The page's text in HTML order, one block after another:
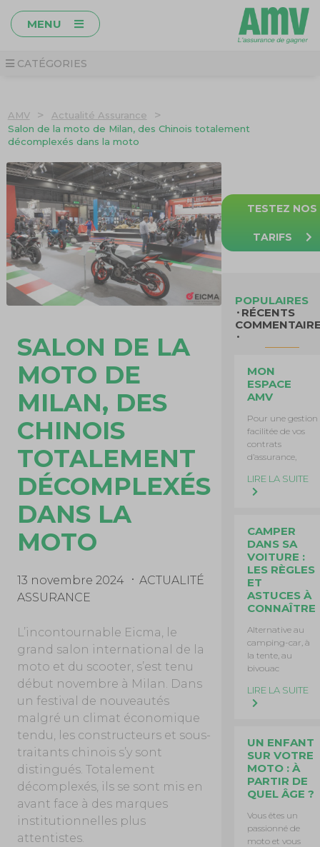
MENU
CATÉGORIES
AMV > Actualité Assurance >
Salon de la moto de Milan, des Chinois totalement
décomplexés dans la moto
SALON DE LA
MOTO DE
MILAN, DES
CHINOIS
TOTALEMENT
DÉCOMPLEXÉS
DANS LA
MOTO
13 novembre 2024
ACTUALITÉ
ASSURANCE
L’incontournable Eicma, le
grand salon international de la
moto et du scooter, s’est tenu
début novembre à Milan. Dans
un festival de nouveautés
malgré un climat économique
tendu, les constructeurs et sous-
traitants chinois s’y sont
distingués. Totalement
décomplexés, ils se sont mis en
avant face à des marques
institutionnelles plus
attentistes.
TESTEZ NOS
TARIFS
POPULAIRES
RÉCENTS
MON
ESPACE
AMV
Pour une gestion
facilitée de vos
contrats
d’assurance,
LIRE LA SUITE
CAMPER
DANS SA
VOITURE :
LES RÈGLES
ET
ASTUCES À
CONNAÎTRE
Alternative au
camping-car, à
la tente, au
bivouac
LIRE LA SUITE
UN ENFANT
SUR VOTRE
MOTO : À
PARTIR DE
QUEL ÂGE ?
Vous êtes un
passionné de
moto et vous